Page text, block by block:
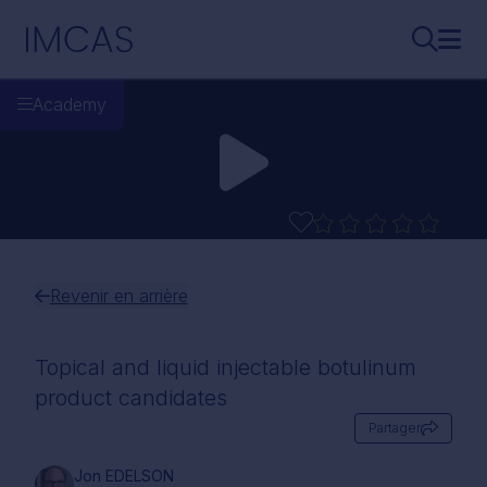
IMCAS
Academy
Revenir en arrière
Topical and liquid injectable botulinum
product candidates
Partager
Jon EDELSON